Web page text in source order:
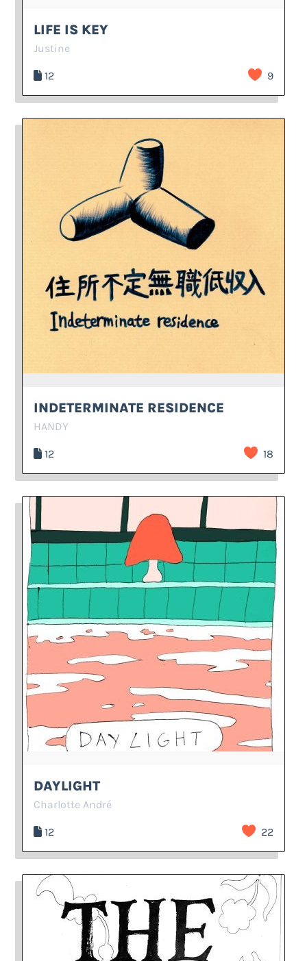
LIFE IS KEY
Justine
12 9
INDETERMINATE RESIDENCE
HANDY
12 18
DAYLIGHT
Charlotte André
12 22